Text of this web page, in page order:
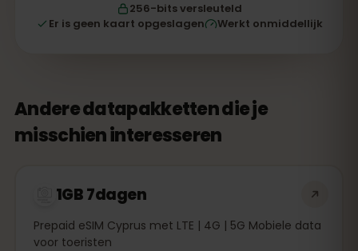
256-bits versleuteld
Er is geen kaart opgeslagen
Werkt onmiddellijk
Andere datapakketten die je
misschien interesseren
1GB 7dagen
Prepaid eSIM Cyprus met LTE | 4G | 5G Mobiele data
voor toeristen